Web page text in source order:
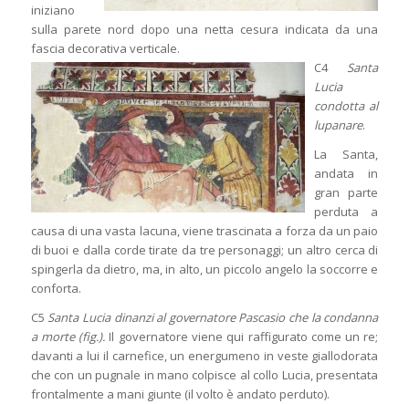
iniziano
sulla parete nord dopo una netta cesura indicata da una
fascia decorativa verticale.
C4 Santa
Lucia
condotta al
lupanare.
La Santa,
andata in
gran parte
perduta a
causa di una vasta lacuna, viene trascinata a forza da un paio
di buoi e dalla corde tirate da tre personaggi; un altro cerca di
spingerla da dietro, ma, in alto, un piccolo angelo la soccorre e
conforta.
C5 Santa Lucia dinanzi al governatore Pascasio che la condanna
a morte (fig.). Il governatore viene qui raffigurato come un re;
davanti a lui il carnefice, un energumeno in veste giallodorata
che con un pugnale in mano colpisce al collo Lucia, presentata
frontalmente a mani giunte (il volto è andato perduto).